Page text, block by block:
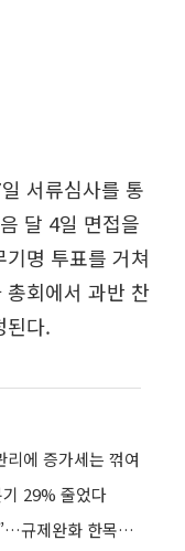
서류심사를 통
달 4일 면접을
명 투표를 거쳐
회에서 과반 찬
된다.
에 증가세는 꺾여
29% 줄었다
카드사 “플랫폼·AI·벤처투자 길 열어야”…규제완화 한목소리